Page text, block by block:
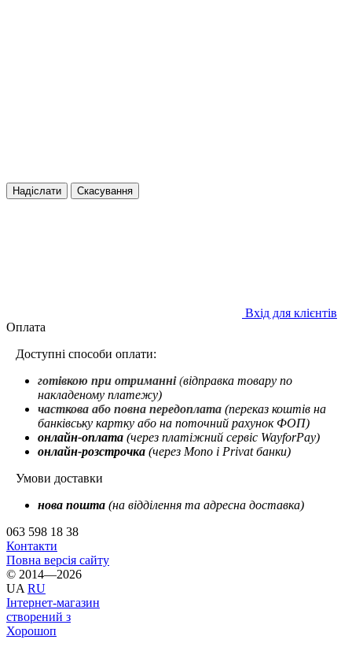
Надіслати Скасування
Вхід для клієнтів
Оплата
Доступні способи оплати:
готівкою при отриманні(відправка товару по
накладеному платежу)
часткова або повна передоплата (переказ коштів на
банківську картку або на поточний рахунок ФОП)
онлайн-оплата (через платіжний сервіс WayforPay)
онлайн-розстрочка (через Mono і Privat банки)
Умови доставки
нова пошта (на відділення та адресна доставка)
063 598 18 38
Контакти
Повна версія сайту
© 2014—2026
UA RU
Інтернет-магазин
створений з
Хорошоп